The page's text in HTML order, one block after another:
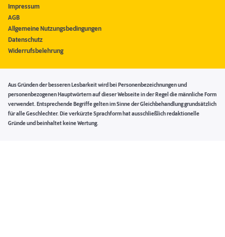
Impressum
AGB
Allgemeine Nutzungsbedingungen
Datenschutz
Widerrufsbelehrung
Aus Gründen der besseren Lesbarkeit wird bei Personenbezeichnungen und
personenbezogenen Hauptwörtern auf dieser Webseite in der Regel die männliche Form
verwendet. Entsprechende Begriffe gelten im Sinne der Gleichbehandlung grundsätzlich
für alle Geschlechter. Die verkürzte Sprachform hat ausschließlich redaktionelle
Gründe und beinhaltet keine Wertung.